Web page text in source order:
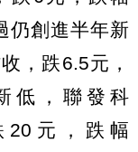
仍創進半年新
，跌6.5元，
低，聯發科
20元，跌幅